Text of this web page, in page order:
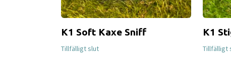
K1 Soft Kaxe Sniff
Tillfälligt slut
K1
Tillfälligt